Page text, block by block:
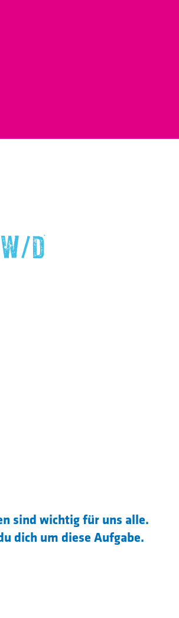
D
sind wichtig für uns alle.
dich um diese Aufgabe.